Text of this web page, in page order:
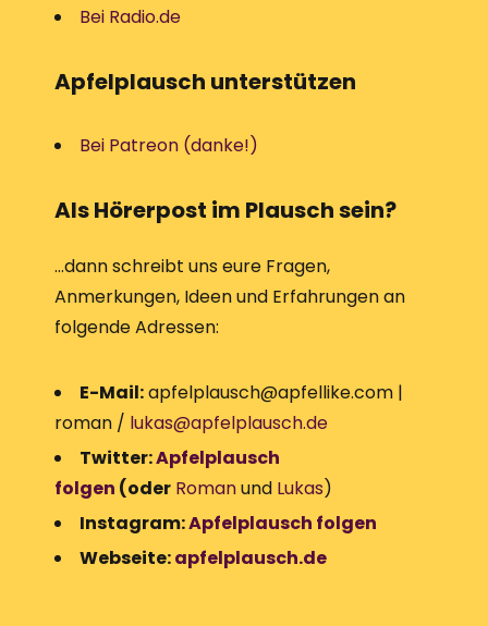
Bei Radio.de
Apfelplausch unterstützen
Bei Patreon (danke!)
Als Hörerpost im Plausch sein?
…dann schreibt uns eure Fragen,
Anmerkungen, Ideen und Erfahrungen an
folgende Adressen:
E-Mail:apfelplausch@apfellike.com |
roman / lukas@apfelplausch.de
Twitter:Apfelplausch
folgen (oder Romanund Lukas)
Instagram:Apfelplausch folgen
Webseite:apfelplausch.de